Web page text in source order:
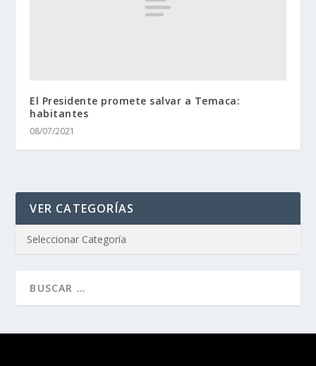
El Presidente promete salvar a Temaca:
habitantes
08/07/2021
VER CATEGORÍAS